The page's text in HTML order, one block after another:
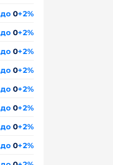
до 0+2%
до 0+2%
до 0+2%
до 0+2%
до 0+2%
до 0+2%
до 0+2%
до 0+2%